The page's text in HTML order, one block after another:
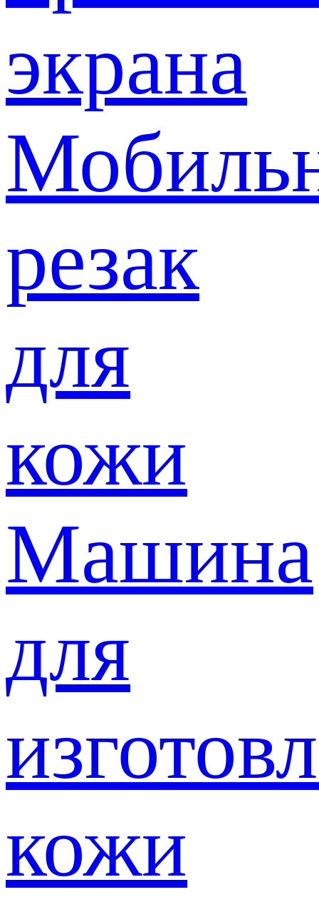
экрана
резак
для
кожи
Машина
для
кожи